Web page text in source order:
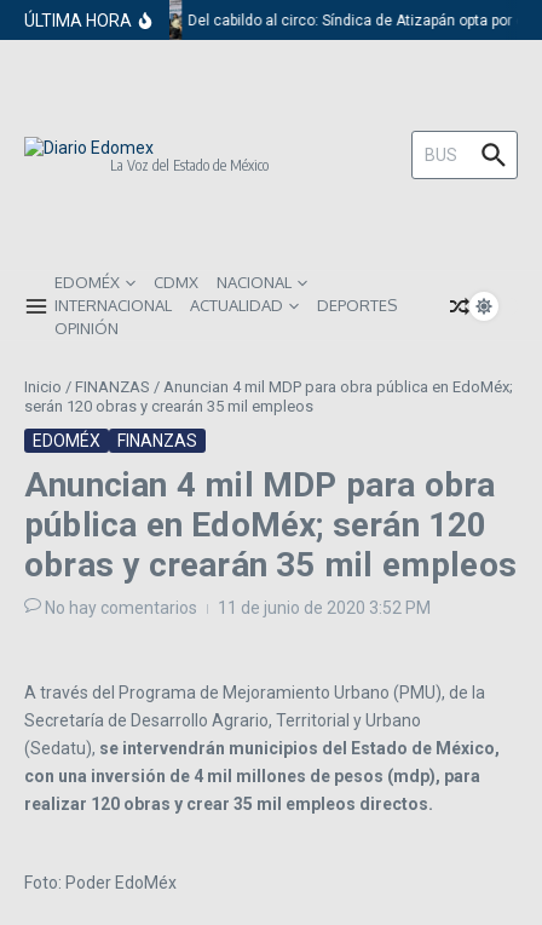
Saltar al contenido
ÚLTIMA HORA Del cabildo al circo: Síndica de Atizapán opta por el
La Voz del Estado de México
Buscar:
EDOMÉX CDMX
NACIONAL
INTERNACIONAL
ACTUALIDAD
DEPORTES
OPINIÓN
Inicio / FINANZAS / Anuncian 4 mil MDP para obra pública en EdoMéx;
serán 120 obras y crearán 35 mil empleos
EDOMÉX FINANZAS
Anuncian 4 mil MDP para obra
pública en EdoMéx; serán 120
obras y crearán 35 mil empleos
No hay comentarios 11 de junio de 2020 3:52 PM
A través del Programa de Mejoramiento Urbano (PMU), de la
Secretaría de Desarrollo Agrario, Territorial y Urbano
(Sedatu), se intervendrán municipios del Estado de México,
con una inversión de 4 mil millones de pesos (mdp), para
realizar 120 obras y crear 35 mil empleos directos.
Foto: Poder EdoMéx